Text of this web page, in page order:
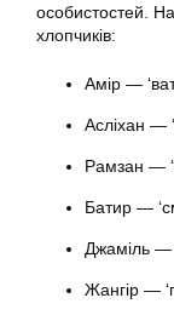
особистостей.
хлопчиків:
Амір —
Асліхан —
Рамзан —
Батир —
Джаміль —
Жангір —